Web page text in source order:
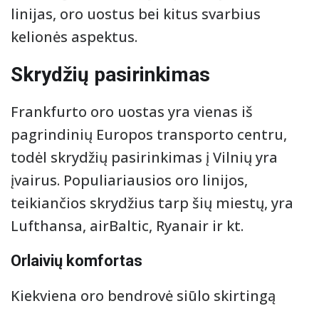
linijas, oro uostus bei kitus svarbius
kelionės aspektus.
Skrydžių pasirinkimas
Frankfurto oro uostas yra vienas iš
pagrindinių Europos transporto centru,
todėl skrydžių pasirinkimas į Vilnių yra
įvairus. Populiariausios oro linijos,
teikiančios skrydžius tarp šių miestų, yra
Lufthansa, airBaltic, Ryanair ir kt.
Orlaivių komfortas
Kiekviena oro bendrovė siūlo skirtingą